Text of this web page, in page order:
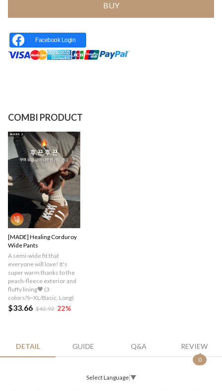
BUY
Facebook Login
COMBI PRODUCT
[MADE] Healing Corduroy
Wide Pants
A semi-wide fit that
everyone will love! It's
super warm thanks to the
peach-fleece exterior and
fluffy lining♥ (3
colors/S~XL/Basic, Long)
$33.66 $42.92 22%
DETAIL GUIDE Q&A REVIEW
0
Select Language ▼